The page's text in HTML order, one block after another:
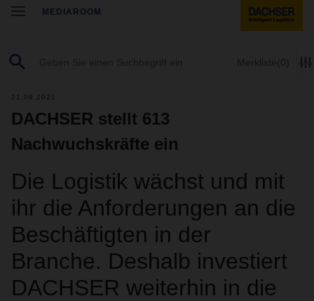
MEDIAROOM
Merkliste(0)
21.09.2021
DACHSER stellt 613
Nachwuchskräfte ein
Die Logistik wächst und mit
ihr die Anforderungen an die
Beschäftigten in der
Branche. Deshalb investiert
DACHSER weiterhin in die